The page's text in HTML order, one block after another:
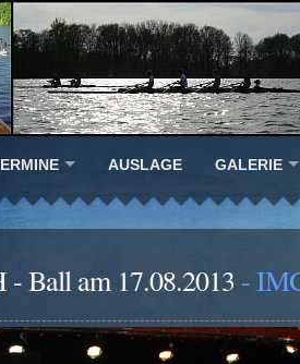
AUSLAGE GALERIE
- Ball am 17.08.2013 -